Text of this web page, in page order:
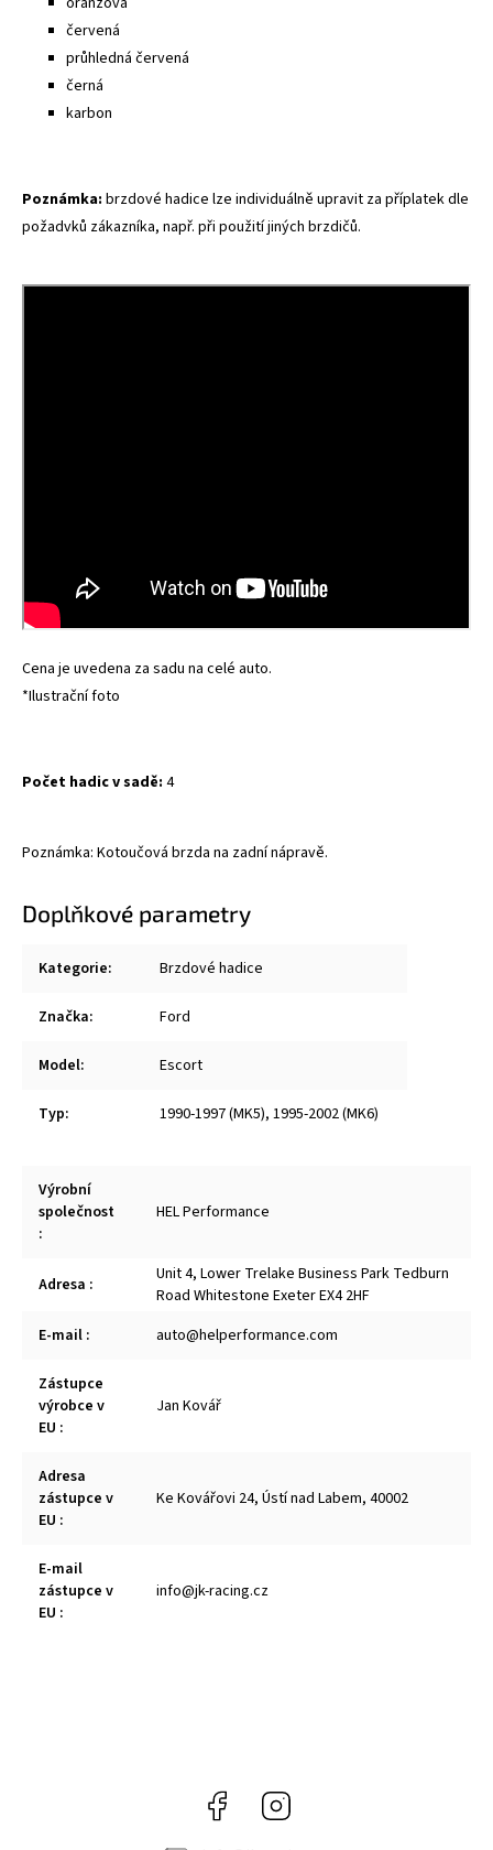
červená
průhledná červená
černá
karbon
Poznámka: brzdové hadice lze individuálně upravit za příplatek dle
požadvků zákazníka, např. při použití jiných brzdičů.
Cena je uvedena za sadu na celé auto.
*Ilustrační foto
Počet hadic v sadě: 4
Poznámka: Kotoučová brzda na zadní nápravě.
Doplňkové parametry
Kategorie: Brzdové hadice
Značka: Ford
Model: Escort
Typ: 1990-1997 (MK5), 1995-2002 (MK6)
Výrobní
společnost
:
HEL Performance
Adresa :
Unit 4, Lower Trelake Business Park Tedburn
Road Whitestone Exeter EX4 2HF
E-mail : auto@helperformance.com
Zástupce
výrobce v
EU :
Jan Kovář
Adresa
zástupce v
EU :
Ke Kovářovi 24, Ústí nad Labem, 40002
E-mail
zástupce v
EU :
info@jk-racing.cz
Facebook